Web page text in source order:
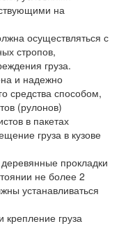
на
осуществляться с
стропов,
груза.
и надежно
средства способом,
(рулонов)
в пакетах
груза в кузове
прокладки
не более 2
устанавливаться
крепление груза